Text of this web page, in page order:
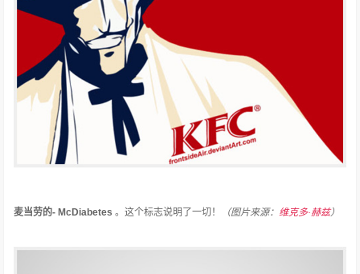
麦当劳的- McDiabetes。这个标志说明了一切！ （图片来源：维克多·赫兹）